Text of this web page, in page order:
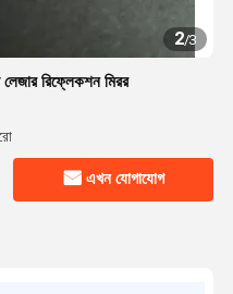
2/3
লেজার রিফ্লেকশন মিরর
এখন যোগাযোগ